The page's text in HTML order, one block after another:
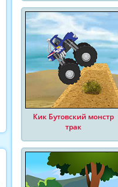
Кик Бутовский монстр
трак